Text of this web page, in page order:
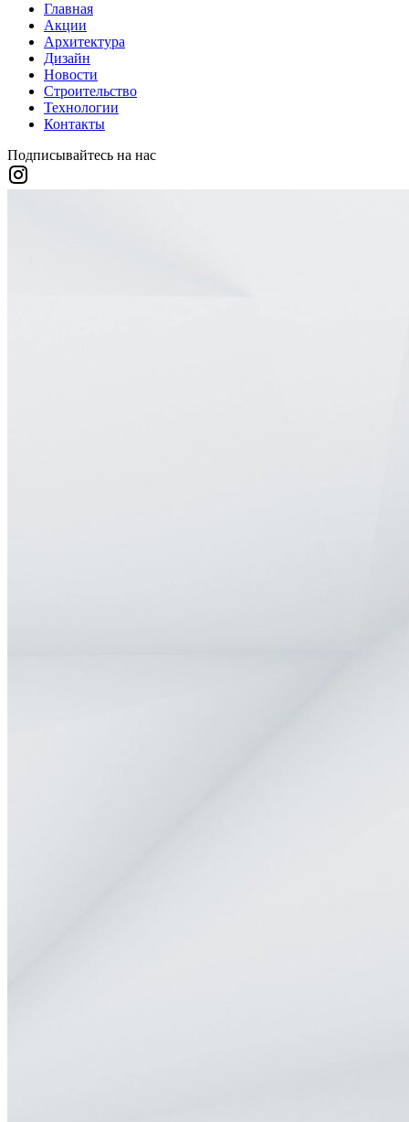
Главная
Акции
Архитектура
Дизайн
Новости
Строительство
Технологии
Контакты
Подписывайтесь на нас